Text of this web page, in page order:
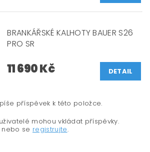
BRANKÁŘSKÉ KALHOTY BAUER S26
PRO SR
11 690 Kč DETAIL
příspěvek k této položce.
mohou vkládat příspěvky.
nebo se registrujte.